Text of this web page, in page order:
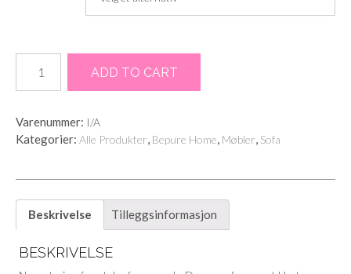
hjørnesofa
-
green
velvet
ADD TO CART
Varenummer: I/A
Kategorier: Alle Produkter, Bepure Home, Møbler, Sofa
Beskrivelse Tilleggsinformasjon
BESKRIVELSE